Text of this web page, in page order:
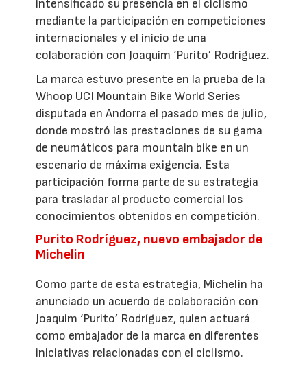
intensificado su presencia en el ciclismo
mediante la participación en competiciones
internacionales y el inicio de una
colaboración con Joaquim ‘Purito’ Rodríguez.
La marca estuvo presente en la prueba de la
Whoop UCI Mountain Bike World Series
disputada en Andorra el pasado mes de julio,
donde mostró las prestaciones de su gama
de neumáticos para mountain bike en un
escenario de máxima exigencia. Esta
participación forma parte de su estrategia
para trasladar al producto comercial los
conocimientos obtenidos en competición.
Purito Rodríguez, nuevo embajador de
Michelin
Como parte de esta estrategia, Michelin ha
anunciado un acuerdo de colaboración con
Joaquim ‘Purito’ Rodríguez, quien actuará
como embajador de la marca en diferentes
iniciativas relacionadas con el ciclismo.